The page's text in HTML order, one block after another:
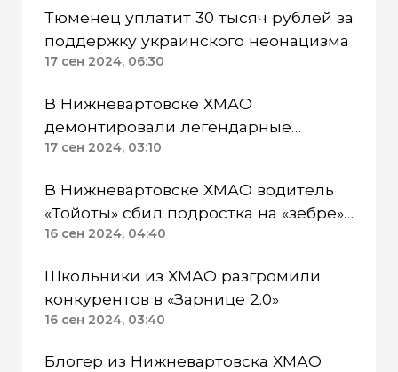
Тюменец уплатит 30 тысяч рублей за
поддержку украинского неонацизма
17 сен 2024, 06:30
В Нижневартовске ХМАО
демонтировали легендарные
самолеты ЯК-3
17 сен 2024, 03:10
В Нижневартовске ХМАО водитель
«Тойоты» сбил подростка на «зебре»
из-за цейтнота
16 сен 2024, 04:40
Школьники из ХМАО разгромили
конкурентов в «Зарнице 2.0»
16 сен 2024, 03:40
Блогер из Нижневартовска ХМАО